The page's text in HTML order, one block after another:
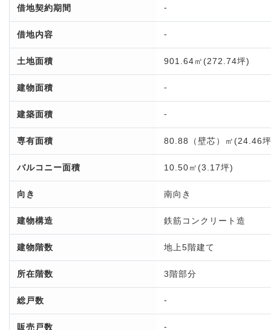
借地契約期間 -
借地内容 -
土地面積 901.64㎡(272.74坪)
建物面積 -
建築面積 -
専有面積 80.88（壁芯）㎡(24.46
バルコニー面積 10.50㎡(3.17坪)
向き 南向き
建物構造 鉄筋コンクリート造
建物階数 地上5階建て
所在階数 3階部分
総戸数 -
販売戸数 -